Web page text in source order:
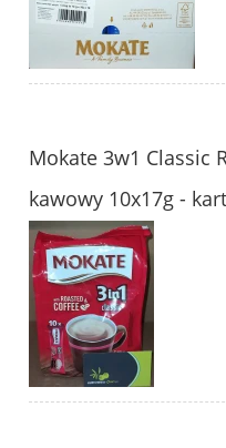
Mokate 3w1 Classic
kawowy 10x17g -